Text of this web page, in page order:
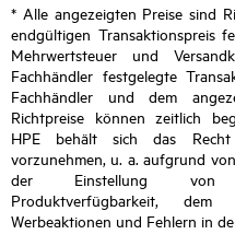
* Alle angezeigten Preise sind
endgültigen Transaktionspreis
Mehrwertsteuer und
Fachhändler festgelegte
Fachhändler und dem
Richtpreise können zeitlich
HPE behält sich das Recht
vorzunehmen, u. a. aufgrund
der Einstellung von
Produktverfügbarkeit,
Werbeaktionen und Fehlern in